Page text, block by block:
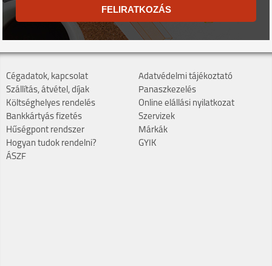
FELIRATKOZÁS
Cégadatok, kapcsolat
Szállítás, átvétel, díjak
Költséghelyes rendelés
Bankkártyás fizetés
Hűségpont rendszer
Hogyan tudok rendelni?
ÁSZF
Adatvédelmi tájékoztató
Panaszkezelés
Online elállási nyilatkozat
Szervizek
Márkák
GYIK